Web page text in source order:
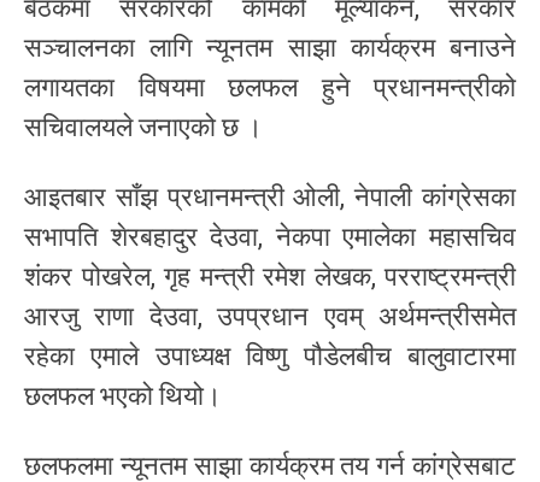
बैठकमा सरकारको कामको मूल्यांकन, सरकार
सञ्चालनका लागि न्यूनतम साझा कार्यक्रम बनाउने
लगायतका विषयमा छलफल हुने प्रधानमन्त्रीको
सचिवालयले जनाएको छ ।
आइतबार साँझ प्रधानमन्त्री ओली, नेपाली कांग्रेसका
सभापति शेरबहादुर देउवा, नेकपा एमालेका महासचिव
शंकर पोखरेल, गृह मन्त्री रमेश लेखक, परराष्ट्रमन्त्री
आरजु राणा देउवा, उपप्रधान एवम् अर्थमन्त्रीसमेत
रहेका एमाले उपाध्यक्ष विष्णु पौडेलबीच बालुवाटारमा
छलफल भएको थियो।
छलफलमा न्यूनतम साझा कार्यक्रम तय गर्न कांग्रेसबाट